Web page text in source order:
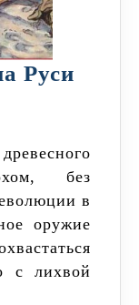
Руси
Руси
без
в
оружие
с лихвой